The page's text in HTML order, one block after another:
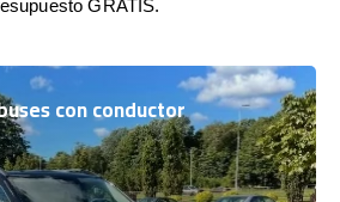
GRATIS.
con conductor